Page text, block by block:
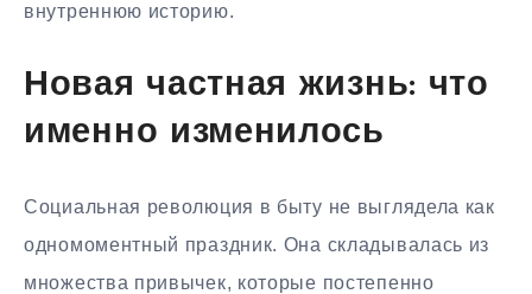
внутреннюю историю.
Новая частная жизнь: что
именно изменилось
Социальная революция в быту не выглядела как
одномоментный праздник. Она складывалась из
множества привычек, которые постепенно